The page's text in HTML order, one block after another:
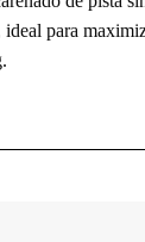
para